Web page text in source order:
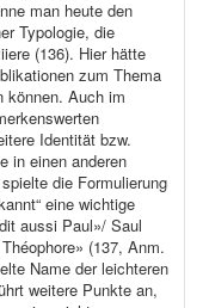
man heute den
Typologie, die
(136). Hier hätte
zum Thema
können. Auch im
Identität bzw.
in einen anderen
die Formulierung
eine wichtige
aussi Paul»/ Saul
(137, Anm.
Name der leichteren
weitere Punkte an,